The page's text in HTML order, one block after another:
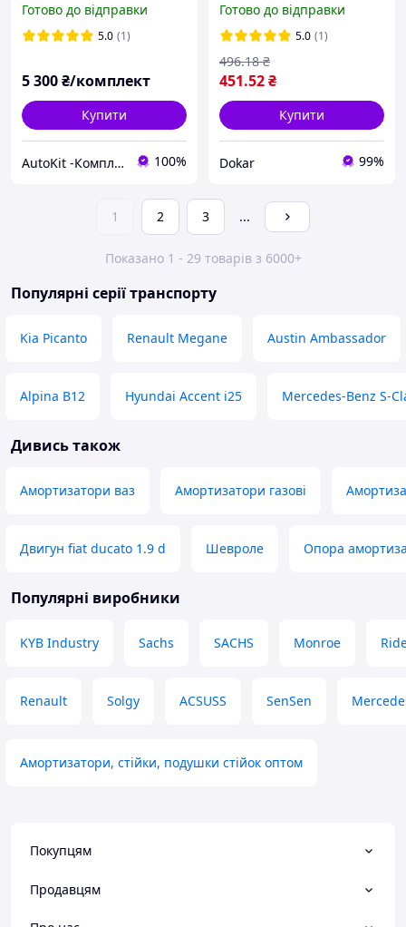
2004-2010 р
Готово до відправки
5.0 (1)
5 300₴/комплект
Купити
AutoKit -Комплекти підвиски 100%
50 (863) 1974-1977
#RK00001 Raiso
Готово до відправки
5.0 (1)
451.52₴
496.18 ₴
Купити
Dokar 99%
1 2 3 ...
Показано 1 - 29 товарів з 6000+
Популярні серії транспорту
Kia Picanto Renault Megane Austin Ambassador
Alpina B12 Hyundai Accent i25 Mercedes-Benz S-
Дивись також
Амортизатори ваз Амортизатори газові
Двигун fiat ducato 1.9 d Шевроле Опора
Популярні виробники
KYB Industry Sachs SACHS Monroe
Renault Solgy ACSUSS SenSen
Амортизатори, стійки, подушки стійок оптом
Покупцям
Продавцям